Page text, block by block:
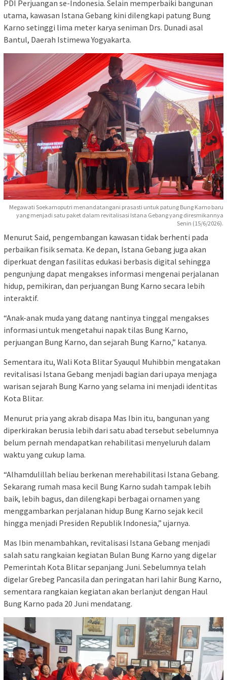
PDI Perjuangan se-Indonesia. Selain memperbaiki bangunan
utama, kawasan Istana Gebang kini dilengkapi patung Bung
Karno setinggi lima meter karya seniman Drs. Dunadi asal
Bantul, Daerah Istimewa Yogyakarta.
Megawati Soekarnoputri menandatangani prasasti untuk patung Bung Karno baru
yang menjadi satu paket dalam revitalisasi Istana Gebang yang diresmikannya
Senin (15/6/2026).
Menurut Said, pengembangan kawasan tidak berhenti pada
perbaikan fisik semata. Ke depan, Istana Gebang juga akan
diperkuat dengan fasilitas edukasi berbasis digital sehingga
pengunjung dapat mengakses informasi mengenai perjalanan
hidup, pemikiran, dan perjuangan Bung Karno secara lebih
interaktif.
“Anak-anak muda yang datang nantinya tinggal mengakses
informasi untuk mengetahui napak tilas Bung Karno,
perjuangan Bung Karno, dan sejarah Bung Karno,” katanya.
Sementara itu, Wali Kota Blitar Syauqul Muhibbin mengatakan
revitalisasi Istana Gebang menjadi bagian dari upaya menjaga
warisan sejarah Bung Karno yang selama ini menjadi identitas
Kota Blitar.
Menurut pria yang akrab disapa Mas Ibin itu, bangunan yang
diperkirakan berusia lebih dari satu abad tersebut sebelumnya
belum pernah mendapatkan rehabilitasi menyeluruh dalam
waktu yang cukup lama.
“Alhamdulillah beliau berkenan merehabilitasi Istana Gebang.
Sekarang rumah masa kecil Bung Karno sudah tampak lebih
baik, lebih bagus, dan dilengkapi berbagai ornamen yang
menggambarkan perjalanan hidup Bung Karno sejak kecil
hingga menjadi Presiden Republik Indonesia,” ujarnya.
Mas Ibin menambahkan, revitalisasi Istana Gebang menjadi
salah satu rangkaian kegiatan Bulan Bung Karno yang digelar
Pemerintah Kota Blitar sepanjang Juni. Sebelumnya telah
digelar Grebeg Pancasila dan peringatan hari lahir Bung Karno,
sementara rangkaian kegiatan akan berlanjut dengan Haul
Bung Karno pada 20 Juni mendatang.